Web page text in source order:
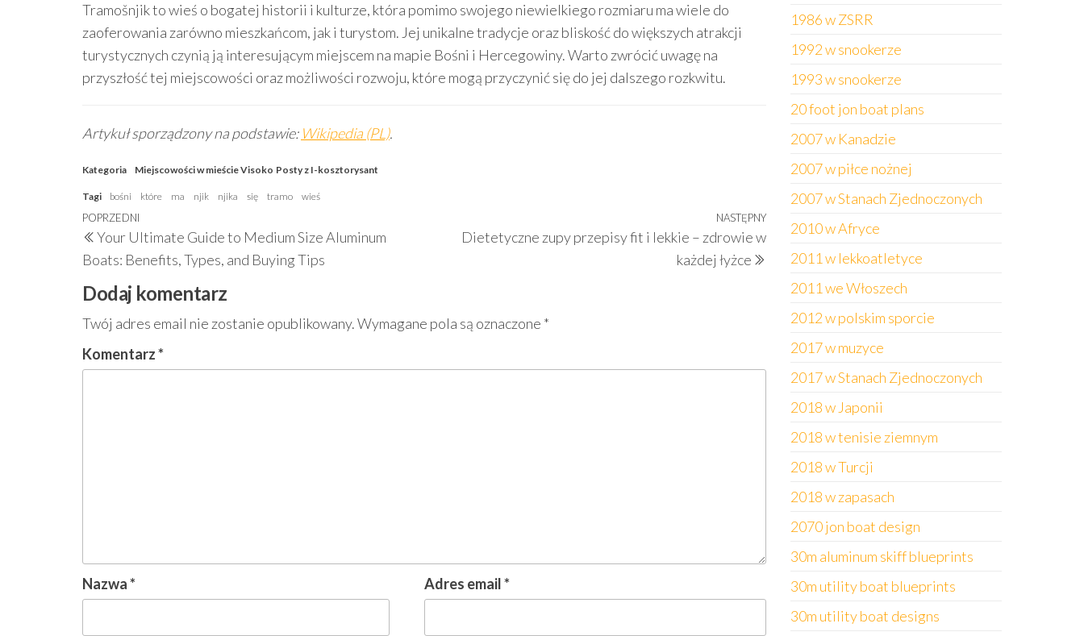
Tramošnjik to wieś o bogatej historii i kulturze, która pomimo swojego niewielkiego rozmiaru ma wiele do
zaoferowania zarówno mieszkańcom, jak i turystom. Jej unikalne tradycje oraz bliskość do większych atrakcji
turystycznych czynią ją interesującym miejscem na mapie Bośni i Hercegowiny. Warto zwrócić uwagę na
przyszłość tej miejscowości oraz możliwości rozwoju, które mogą przyczynić się do jej dalszego rozkwitu.
Artykuł sporządzony na podstawie: Wikipedia (PL).
Kategoria Miejscowości w mieście Visoko Posty z I-kosztorysant
Tagi bośni które ma njik njika się tramo wieś
Nawigacja
wpisu
Poprzedni
wpis
POPRZEDNI
Your Ultimate Guide to Medium Size Aluminum
Boats: Benefits, Types, and Buying Tips
Następny
wpis
NASTĘPNY
Dietetyczne zupy przepisy fit i lekkie – zdrowie w
każdej łyżce
Dodaj komentarz
Twój adres email nie zostanie opublikowany.Wymagane pola są oznaczone *
Komentarz*
Nazwa* Adres email*
1986 w ZSRR
1992 w snookerze
1993 w snookerze
20 foot jon boat plans
2007 w Kanadzie
2007 w piłce nożnej
2007 w Stanach Zjednoczonych
2010 w Afryce
2011 w lekkoatletyce
2011 we Włoszech
2012 w polskim sporcie
2017 w muzyce
2017 w Stanach Zjednoczonych
2018 w Japonii
2018 w tenisie ziemnym
2018 w Turcji
2018 w zapasach
2070 jon boat design
30m aluminum skiff blueprints
30m utility boat blueprints
30m utility boat designs